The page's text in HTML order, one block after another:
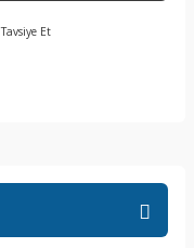
Tavsiye Et